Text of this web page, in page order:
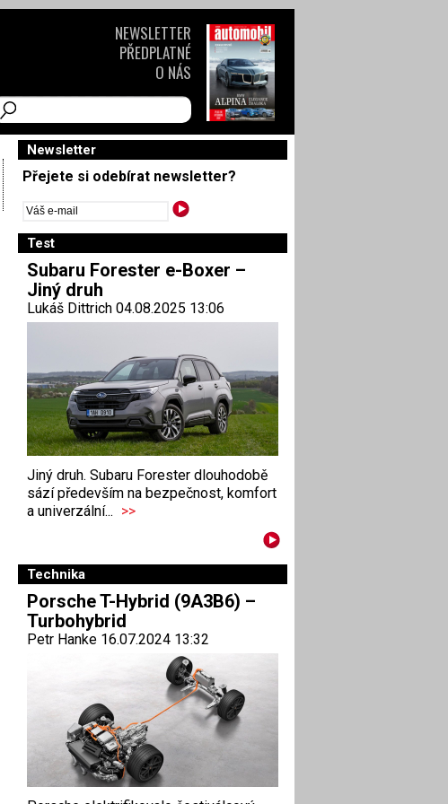
Newsletter
Přejete si odebírat newsletter?
Test
Subaru Forester e-Boxer –
Jiný druh
Lukáš Dittrich 04.08.2025 13:06
Jiný druh. Subaru Forester dlouhodobě
sází především na bezpečnost, komfort
a univerzální... >>
Technika
Porsche T-Hybrid (9A3B6) –
Turbohybrid
Petr Hanke 16.07.2024 13:32
NEWSLETTER
PŘEDPLATNÉ
O NÁS